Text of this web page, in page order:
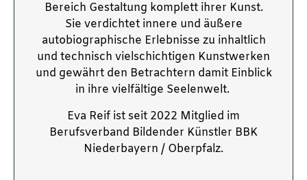
Bereich Gestaltung komplett ihrer Kunst.
Sie verdichtet innere und äußere
autobiographische Erlebnisse zu inhaltlich
und technisch vielschichtigen Kunstwerken
und gewährt den Betrachtern damit Einblick
in ihre vielfältige Seelenwelt.
Eva Reif ist seit 2022 Mitglied im
Berufsverband Bildender Künstler BBK
Niederbayern / Oberpfalz.